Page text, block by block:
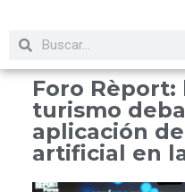
Foro
turismo
aplicación
artificial en